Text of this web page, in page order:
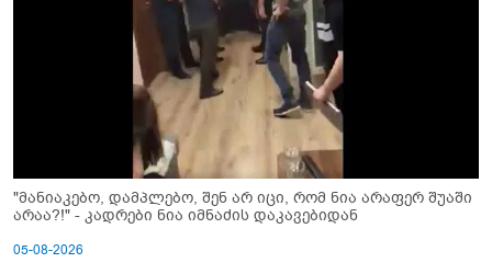
"მანიაკებო, დამპლებო, შენ არ იცი, რომ ნია არაფერ შუაში
არაა?!" - კადრები ნია იმნაძის დაკავებიდან
05-08-2026